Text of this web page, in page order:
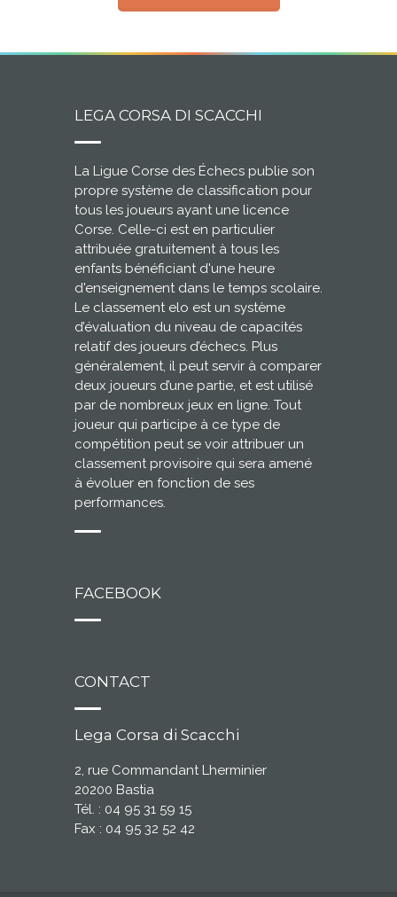
LEGA CORSA DI SCACCHI
La Ligue Corse des Échecs publie son
propre système de classification pour
tous les joueurs ayant une licence
Corse. Celle-ci est en particulier
attribuée gratuitement à tous les
enfants bénéficiant d'une heure
d'enseignement dans le temps scolaire.
Le classement elo est un système
d’évaluation du niveau de capacités
relatif des joueurs d’échecs. Plus
généralement, il peut servir à comparer
deux joueurs d’une partie, et est utilisé
par de nombreux jeux en ligne. Tout
joueur qui participe à ce type de
compétition peut se voir attribuer un
classement provisoire qui sera amené
à évoluer en fonction de ses
performances.
FACEBOOK
CONTACT
Lega Corsa di Scacchi
2, rue Commandant Lherminier
20200 Bastia
Tél. : 04 95 31 59 15
Fax : 04 95 32 52 42